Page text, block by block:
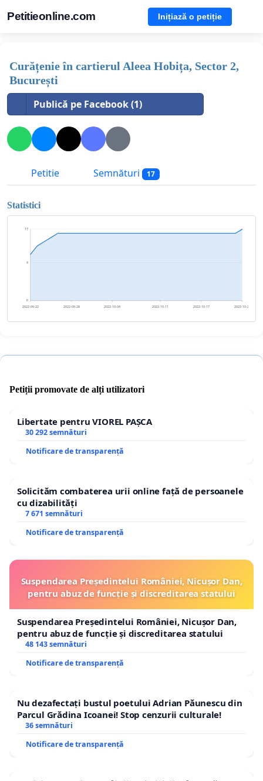
Petitieonline.com Inițiază o petiție
Curățenie în cartierul Aleea Hobița, Sector 2,
București
Publică pe Facebook (1)
Petitie Semnături 17
Statistici
0
9
17
2022-09-22 2022-09-28 2022-10-04 2022-10-11 2022-10-17 2022-10-23
Petiții promovate de alți utilizatori
Libertate pentru VIOREL PAȘCA
30 292 semnături
Notificare de transparență
Solicităm combaterea urii online față de persoanele
cu dizabilități
7 671 semnături
Notificare de transparență
Suspendarea Președintelui României, Nicușor Dan,
pentru abuz de funcție și discreditarea statului
Suspendarea Președintelui României, Nicușor Dan,
pentru abuz de funcție și discreditarea statului
48 143 semnături
Notificare de transparență
Nu dezafectați bustul poetului Adrian Păunescu din
Parcul Grădina Icoanei! Stop cenzurii culturale!
36 semnături
Notificare de transparență